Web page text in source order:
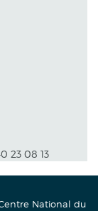
23 08 13
National du